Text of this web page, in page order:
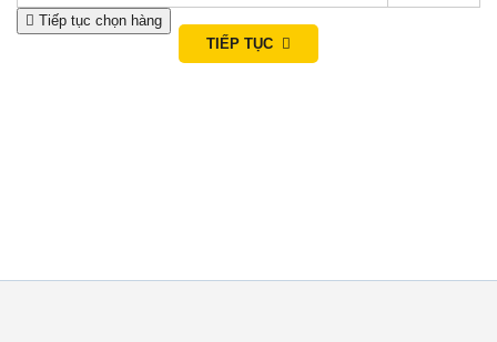
t
Tiếp tục chọn hàng
TIẾP TỤC